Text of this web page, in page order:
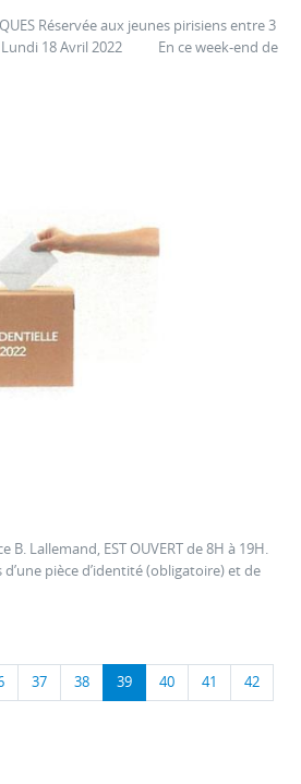
Réservée aux jeunes pirisiens entre 3
Lundi 18 Avril 2022 En ce week-end de
B. Lallemand, EST OUVERT de 8H à 19H.
pièce d’identité (obligatoire) et de
37 38 39 40 41 42